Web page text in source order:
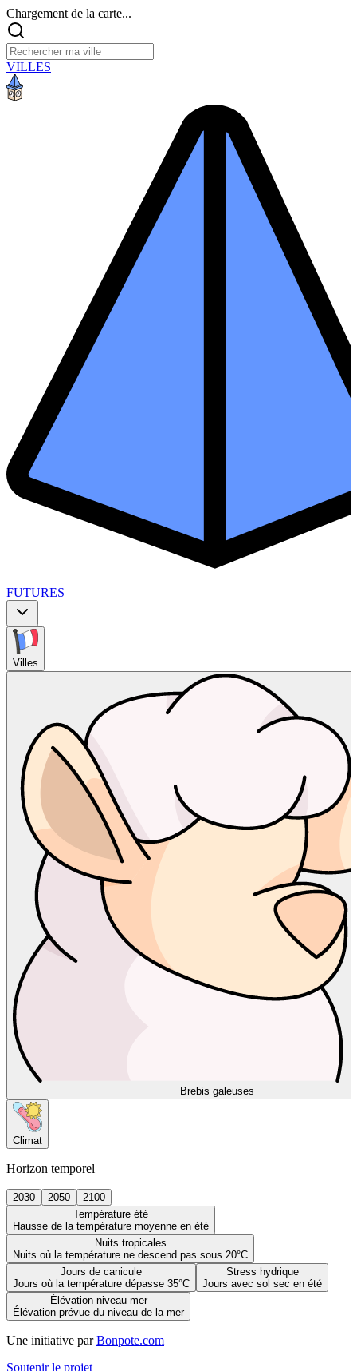
Chargement de la carte...
VILLES
FUTURES
Villes
Brebis galeuses
Climat
Horizon temporel
2030 2050
2100
Température été
Hausse de la température moyenne en été
Nuits tropicales
Nuits où la température ne descend pas sous 20°C
Jours de canicule
Jours où la température dépasse 35°C
Stress hydrique
Jours avec sol sec en été
Élévation niveau mer
Élévation prévue du niveau de la mer
Une initiative par Bonpote.com
Soutenir le projet